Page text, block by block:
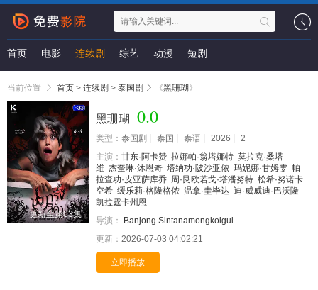
首页 电影 连续剧 综艺 动漫 短剧
当前位置 首页 > 连续剧 > 泰国剧 《黑珊瑚》
更新至第03集
黑珊瑚 0.0
类型： 泰国剧 泰国 泰语 2026
2
主演： 甘东·阿卡赞 拉娜帕·翁塔娜特 莫拉克·桑塔
维 杰奎琳·沐恩奇 塔纳功·陂沙亚侬 玛妮娜·甘姆雯 帕
拉查功·皮亚萨库乔 周·艮欧若戈·塔潘努特 松希·努诺卡
空希 缓乐莉·格隆格侬 温拿·圭毕达 迪·威威迪·巴沃隆
凯拉霆卡州恩
导演：
Banjong Sintanamongkolgul
更新： 2026-07-03 04:02:21
立即播放